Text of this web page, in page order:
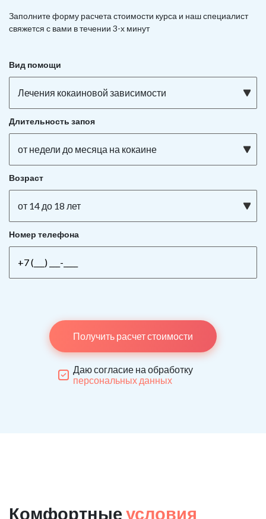
Заполните форму расчета стоимости курса и наш специалист
свяжется с вами в течении 3-х минут
Вид помощи
Лечения кокаиновой зависимости
Длительность запоя
от недели до месяца на кокаине
Возраст
от 14 до 18 лет
Номер телефона
Получить расчет стоимости
Даю согласие на обработку
персональных данных
Комфортные условия